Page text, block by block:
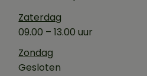
Zaterdag
09.00 – 13.00 uur
Zondag
Gesloten